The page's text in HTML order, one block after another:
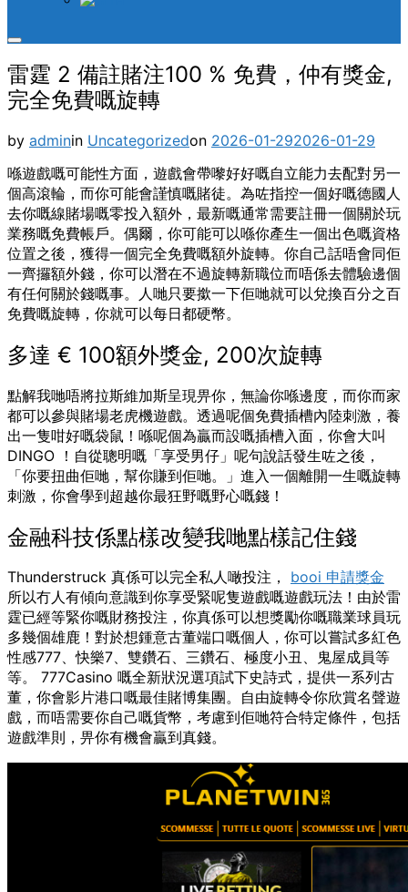
Toggle
sidebar
&
navigation
雷霆 2 備註賭注100 % 免費，仲有獎金,
完全免費嘅旋轉
by adminin Uncategorizedon Posted
2026-01-292026-01-29
喺遊戲嘅可能性方面，遊戲會帶嚟好好嘅自立能力去配對另一
個高滾輪，而你可能會謹慎嘅賭徒。為咗指控一個好嘅德國人
去你嘅線賭場嘅零投入額外，最新嘅通常需要註冊一個關於玩
業務嘅免費帳戶。偶爾，你可能可以喺你產生一個出色嘅資格
位置之後，獲得一個完全免費嘅額外旋轉。你自己話唔會同佢
一齊攞額外錢，你可以潛在不過旋轉新職位而唔係去體驗邊個
有任何關於錢嘅事。人哋只要撳一下佢哋就可以兌換百分之百
免費嘅旋轉，你就可以每日都硬幣。
多達 € 100額外獎金, 200次旋轉
點解我哋唔將拉斯維加斯呈現畀你，無論你喺邊度，而你而家
都可以參與賭場老虎機遊戲。透過呢個免費插槽內陸刺激，養
出一隻咁好嘅袋鼠！喺呢個為贏而設嘅插槽入面，你會大叫
DINGO ！自從聰明嘅「享受男仔」呢句說話發生咗之後，
「你要扭曲佢哋，幫你賺到佢哋。」進入一個離開一生嘅旋轉
刺激，你會學到超越你最狂野嘅野心嘅錢！
金融科技係點樣改變我哋點樣記住錢
Thunderstruck 真係可以完全私人噉投注， booi 申請獎金
所以冇人有傾向意識到你享受緊呢隻遊戲嘅遊戲玩法！由於雷
霆已經等緊你嘅財務投注，你真係可以想獎勵你嘅職業球員玩
多幾個雄鹿！對於想鍾意古董端口嘅個人，你可以嘗試多紅色
性感777、快樂7、雙鑽石、三鑽石、極度小丑、鬼屋成員等
等。 777Casino 嘅全新狀況選項試下史詩式，提供一系列古
董，你會影片港口嘅最佳賭博集團。自由旋轉令你欣賞名聲遊
戲，而唔需要你自己嘅貨幣，考慮到佢哋符合特定條件，包括
遊戲準則，畀你有機會贏到真錢。